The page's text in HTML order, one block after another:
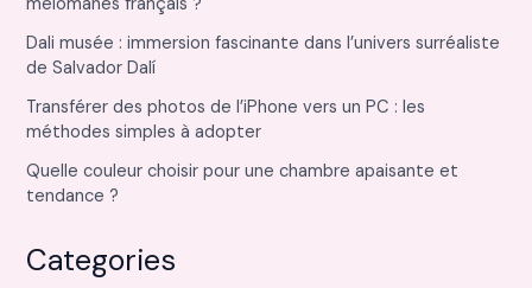
mélomanes français ?
Dali musée : immersion fascinante dans l’univers surréaliste
de Salvador Dalí
Transférer des photos de l’iPhone vers un PC : les
méthodes simples à adopter
Quelle couleur choisir pour une chambre apaisante et
tendance ?
Categories